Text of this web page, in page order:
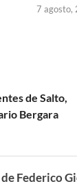
7 agosto,
de Salto,
Bergara
Federico